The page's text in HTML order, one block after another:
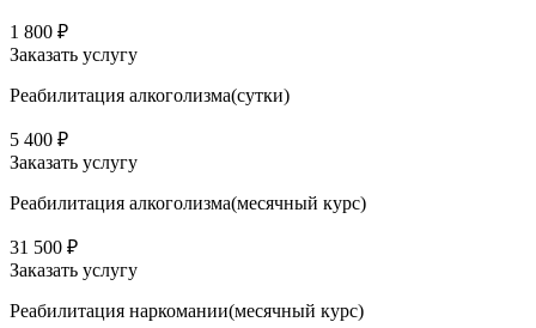
1 800 ₽
Заказать услугу
Реабилитация алкоголизма(cутки)
5 400 ₽
Заказать услугу
Реабилитация алкоголизма(месячный курс)
31 500 ₽
Заказать услугу
Реабилитация наркомании(месячный курс)